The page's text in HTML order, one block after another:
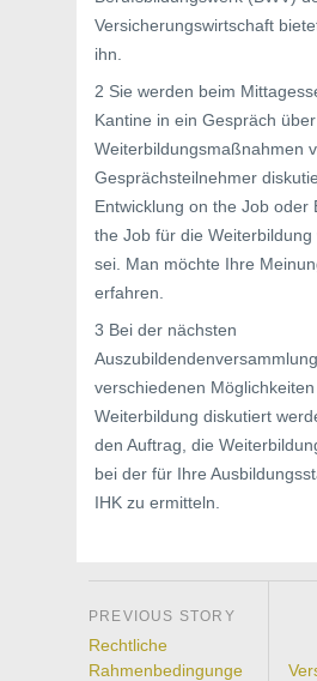
Versicherungswirtschaft
ihn.
2 Sie werden beim
Kantine in ein Gespräch über
Weiterbildungsmaßnahmen
Gesprächsteilnehmer
Entwicklung on the Job oder
the Job für die
sei. Man möchte Ihre
erfahren.
3 Bei der nächsten
verschiedenen
Weiterbildung diskutiert
den Auftrag, die
bei der für Ihre
IHK zu ermitteln.
Rechtliche
Rahmenbedingunge